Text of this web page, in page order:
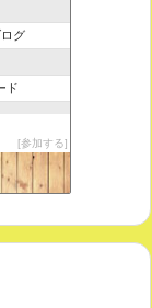
グ
ド
遼
参加する